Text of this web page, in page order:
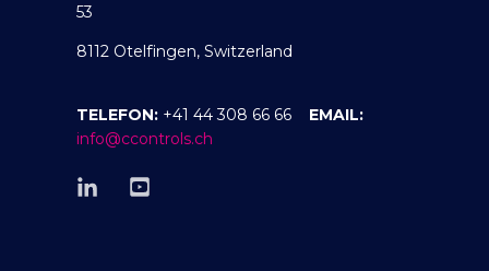
53
8112 Otelfingen, Switzerland
TELEFON: +41 44 308 66 66 EMAIL:
info@ccontrols.ch